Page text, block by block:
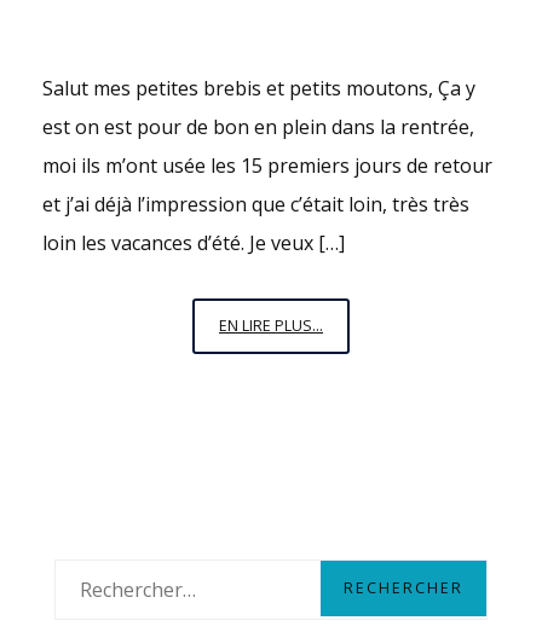
Salut mes petites brebis et petits moutons, Ça y
est on est pour de bon en plein dans la rentrée,
moi ils m’ont usée les 15 premiers jours de retour
et j’ai déjà l’impression que c’était loin, très très
loin les vacances d’été. Je veux […]
EN LIRE PLUS...
LA